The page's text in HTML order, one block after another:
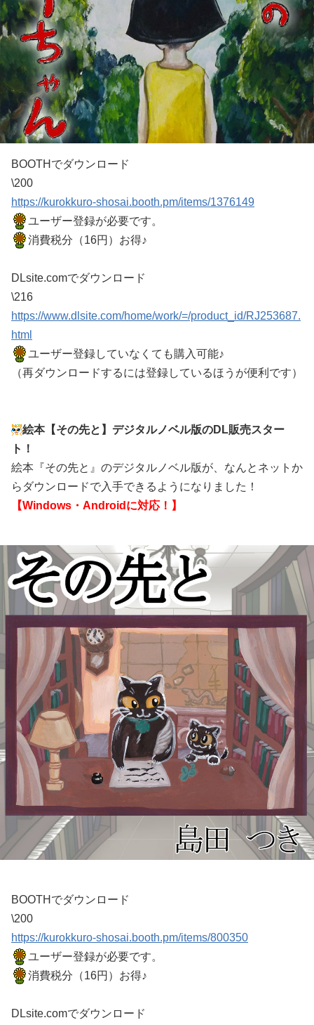
BOOTHでダウンロード
\200
https://kurokkuro-shosai.booth.pm/items/1376149
ユーザー登録が必要です。
消費税分（16円）お得♪
DLsite.comでダウンロード
\216
https://www.dlsite.com/home/work/=/product_id/RJ253687.
html
ユーザー登録していなくても購入可能♪
（再ダウンロードするには登録しているほうが便利です）
絵本【その先と】デジタルノベル版のDL販売スター
ト！
絵本『その先と』のデジタルノベル版が、なんとネットか
らダウンロードで入手できるようになりました！
【Windows・Androidに対応！】
BOOTHでダウンロード
\200
https://kurokkuro-shosai.booth.pm/items/800350
ユーザー登録が必要です。
消費税分（16円）お得♪
DLsite.comでダウンロード